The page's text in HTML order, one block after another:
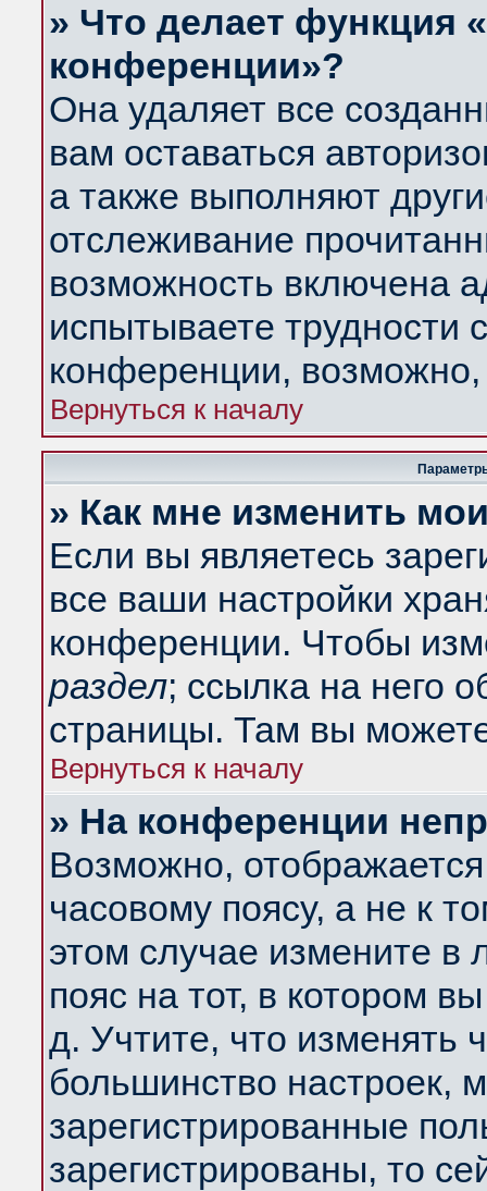
» Что делает функция
конференции»?
Она удаляет все
вам оставаться
а также выполняют
отслеживание
возможность включена
испытываете трудности
конференции,
Вернуться к началу
» Как мне изменить
Если вы являетесь
все ваши настройки
конференции. Чтобы
раздел; ссылка на него
страницы. Там вы
Вернуться к началу
» На конференции
Возможно,
часовому поясу, а не к
этом случае измените в
пояс на тот, в котором
д. Учтите, что изменять
большинство настроек,
зарегистрированные
зарегистрированы, то